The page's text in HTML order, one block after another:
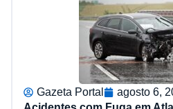
Gazeta Portal agosto 6,